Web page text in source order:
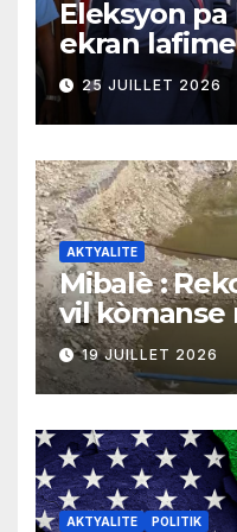
Eleksyon pa
ekran
echèk
25 JUILLET 2026
AKTYALITE
Mibalè :
vil kòmanse
yo
19 JUILLET 2026
AKTYALITE POLITIK